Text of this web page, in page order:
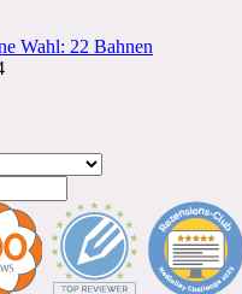
Wahl: 22 Bahnen